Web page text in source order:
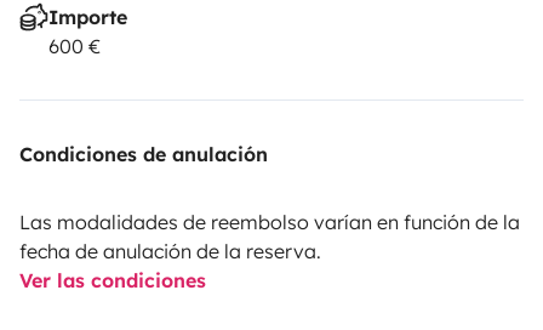
Importe
600 €
Condiciones de anulación
Las modalidades de reembolso varían en función de la
fecha de anulación de la reserva.
Ver las condiciones